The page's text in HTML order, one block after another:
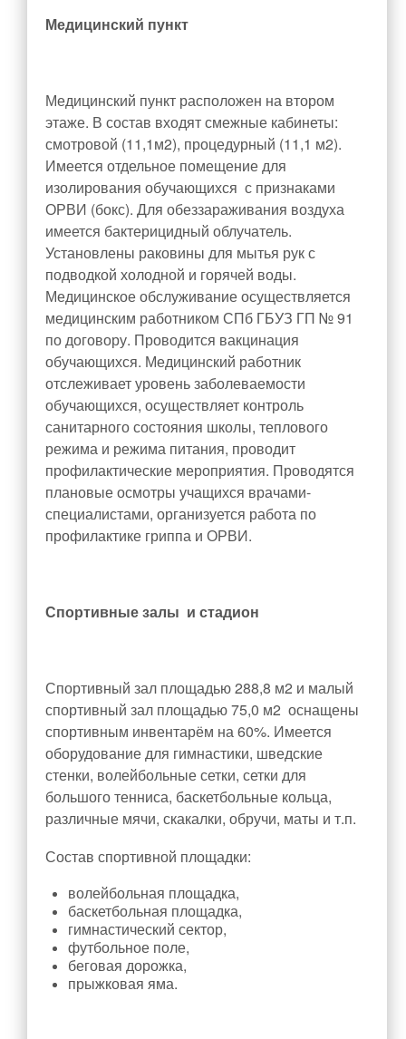
Методические материалы
Информационные материалы
Службы школы
Социально-педагогическое сопровождение
Психолого-педагогическое сопровождение
Психолого-педагогический консилиум
Служба медиации
Медицинский кабинет
Библиотека
Служба здоровья
Организация отдыха и оздоровления детей
Охрана труда
Снижение бюрократической нагрузки на
учителя
Медицинский пункт
Медицинский пункт расположен на втором
этаже. В состав входят смежные кабинеты:
смотровой (11,1м2), процедурный (11,1 м2).
Имеется отдельное помещение для
изолирования обучающихся с признаками
ОРВИ (бокс). Для обеззараживания воздуха
имеется бактерицидный облучатель.
Установлены раковины для мытья рук с
подводкой холодной и горячей воды.
Медицинское обслуживание осуществляется
медицинским работником СПб ГБУЗ ГП № 91
по договору. Проводится вакцинация
обучающихся. Медицинский работник
отслеживает уровень заболеваемости
обучающихся, осуществляет контроль
санитарного состояния школы, теплового
режима и режима питания, проводит
профилактические мероприятия. Проводятся
плановые осмотры учащихся врачами-
специалистами, организуется работа по
профилактике гриппа и ОРВИ.
Спортивные залы и стадион
Спортивный зал площадью 288,8 м2 и малый
спортивный зал площадью 75,0 м2 оснащены
спортивным инвентарём на 60%. Имеется
оборудование для гимнастики, шведские
стенки, волейбольные сетки, сетки для
большого тенниса, баскетбольные кольца,
различные мячи, скакалки, обручи, маты и т.п.
Состав спортивной площадки:
волейбольная площадка,
баскетбольная площадка,
гимнастический сектор,
футбольное поле,
беговая дорожка,
прыжковая яма.